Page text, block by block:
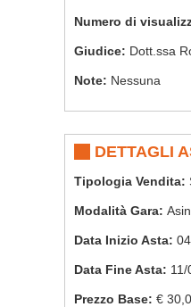
Numero di
Giudice: Dott.ssa
Note: Nessuna
DETTAGLI
Tipologia Vendita:
Modalità Gara:
Data Inizio Asta:
Data Fine Asta:
Prezzo Base: €